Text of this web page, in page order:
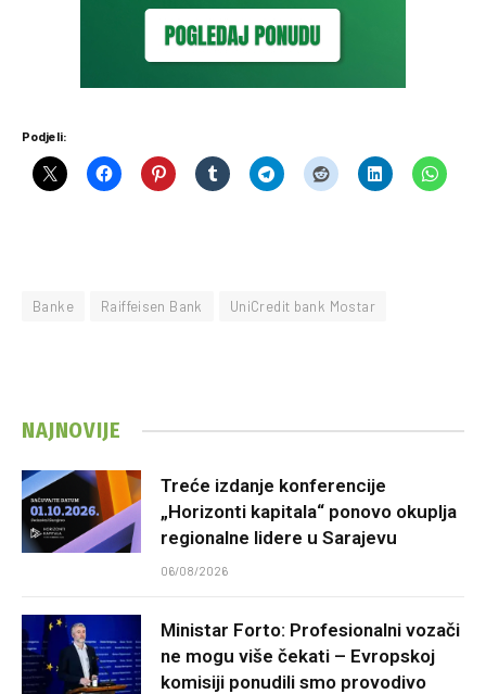
Podjeli:
Banke Raiffeisen Bank UniCredit bank Mostar
NAJNOVIJE
Treće izdanje konferencije
„Horizonti kapitala“ ponovo okuplja
regionalne lidere u Sarajevu
06/08/2026
Ministar Forto: Profesionalni vozači
ne mogu više čekati – Evropskoj
komisiji ponudili smo provodivo